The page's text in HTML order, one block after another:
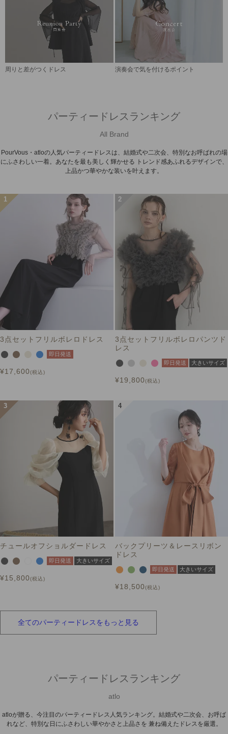
周りと差がつくドレス 演奏会で気を付けるポイント
パーティードレスランキング
All Brand
PourVous・atloの人気パーティードレスは、結婚式や二次会、特別なお呼ばれの場
にふさわしい一着。あなたを最も美しく輝かせる トレンド感あふれるデザインで、
上品かつ華やかな装いを叶えます。
3点セットフリルボレロドレス
即日発送
¥17,600 税込
3点セットフリルボレロパンツド
レス
即日発送 大きいサイズ
¥19,800 税込
チュールオフショルダードレス
即日発送 大きいサイズ
¥15,800 税込
バックプリーツ＆レースリボン
ドレス
即日発送 大きいサイズ
¥18,500 税込
全てのパーティードレスをもっと見る
パーティードレスランキング
atlo
atloが贈る、今注目のパーティードレス人気ランキング。結婚式や二次会、お呼ば
れなど、特別な日にふさわしい華やかさと上品さを 兼ね備えたドレスを厳選。